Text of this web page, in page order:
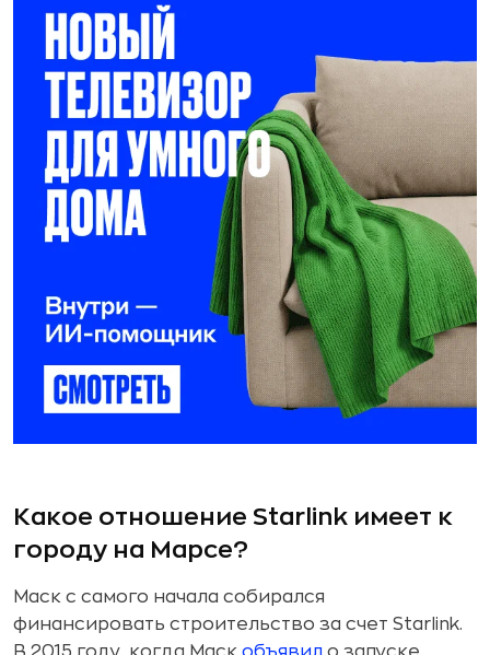
Какое отношение Starlink имеет к
городу на Марсе?
Маск с самого начала собирался
финансировать строительство за счет Starlink.